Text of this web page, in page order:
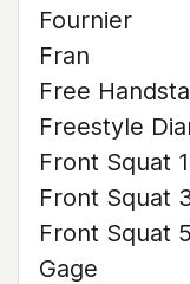
Fournier
Fran
Free
Freestyle
Front Squat
Front Squat
Front Squat
Gage